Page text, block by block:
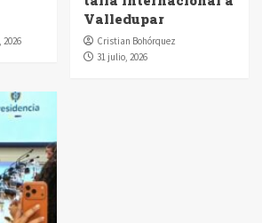
2026
Valledupar
Cristian Bohórquez
31 julio, 2026